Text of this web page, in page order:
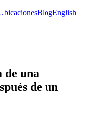
BlogEnglish
de una
de un